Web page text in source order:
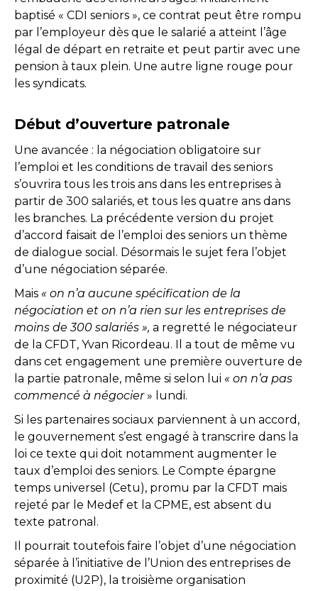
baptisé « CDI seniors », ce contrat peut être rompu
par l’employeur dès que le salarié a atteint l’âge
légal de départ en retraite et peut partir avec une
pension à taux plein. Une autre ligne rouge pour
les syndicats.
Début d’ouverture patronale
Une avancée : la négociation obligatoire sur
l’emploi et les conditions de travail des seniors
s’ouvrira tous les trois ans dans les entreprises à
partir de 300 salariés, et tous les quatre ans dans
les branches. La précédente version du projet
d’accord faisait de l’emploi des seniors un thème
de dialogue social. Désormais le sujet fera l’objet
d’une négociation séparée.
Mais « on n’a aucune spécification de la
négociation et on n’a rien sur les entreprises de
moins de 300 salariés », a regretté le négociateur
de la CFDT, Yvan Ricordeau. Il a tout de même vu
dans cet engagement une première ouverture de
la partie patronale, même si selon lui « on n’a pas
commencé à négocier» lundi.
Si les partenaires sociaux parviennent à un accord,
le gouvernement s’est engagé à transcrire dans la
loi ce texte qui doit notamment augmenter le
taux d’emploi des seniors. Le Compte épargne
temps universel (Cetu), promu par la CFDT mais
rejeté par le Medef et la CPME, est absent du
texte patronal.
Il pourrait toutefois faire l’objet d’une négociation
séparée à l’initiative de l’Union des entreprises de
proximité (U2P), la troisième organisation